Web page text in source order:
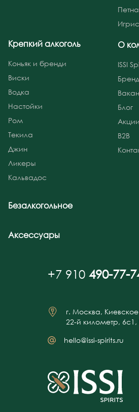
Крепкий алкоголь
Коньяк и бренди
Виски
Водка
Настойки
Ром
Текила
Джин
Ликеры
Кальвадос
Безалкогольное
Аксессуары
О
ISSI
Блог
Акции
B2B
+7 910 490-77-
г. Москва,
22-й километр,
hello@issi-spirits.ru